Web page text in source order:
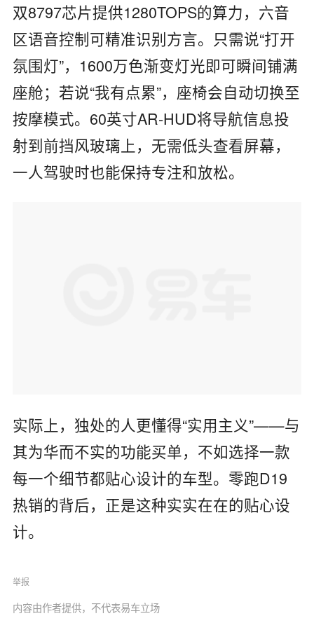
双8797芯片提供1280TOPS的算力，六音
区语音控制可精准识别方言。只需说“打开
氛围灯”，1600万色渐变灯光即可瞬间铺满
座舱；若说“我有点累”，座椅会自动切换至
按摩模式。60英寸AR-HUD将导航信息投
射到前挡风玻璃上，无需低头查看屏幕，
一人驾驶时也能保持专注和放松。
实际上，独处的人更懂得“实用主义”——与
其为华而不实的功能买单，不如选择一款
每一个细节都贴心设计的车型。零跑D19
热销的背后，正是这种实实在在的贴心设
计。
举报
内容由作者提供，不代表易车立场